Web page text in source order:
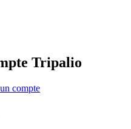
Tripalio
compte